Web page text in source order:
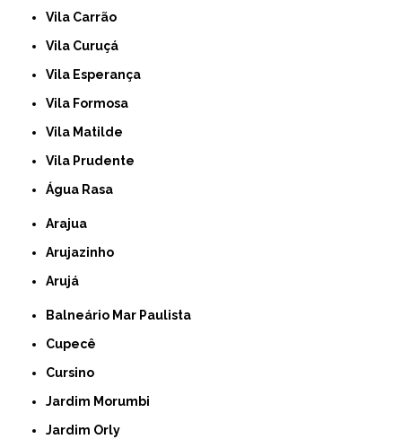
Vila Carrão
Vila Curuçá
Vila Esperança
Vila Formosa
Vila Matilde
Vila Prudente
Água Rasa
Arajua
Arujazinho
Arujá
Balneário Mar Paulista
Cupecê
Cursino
Jardim Morumbi
Jardim Orly